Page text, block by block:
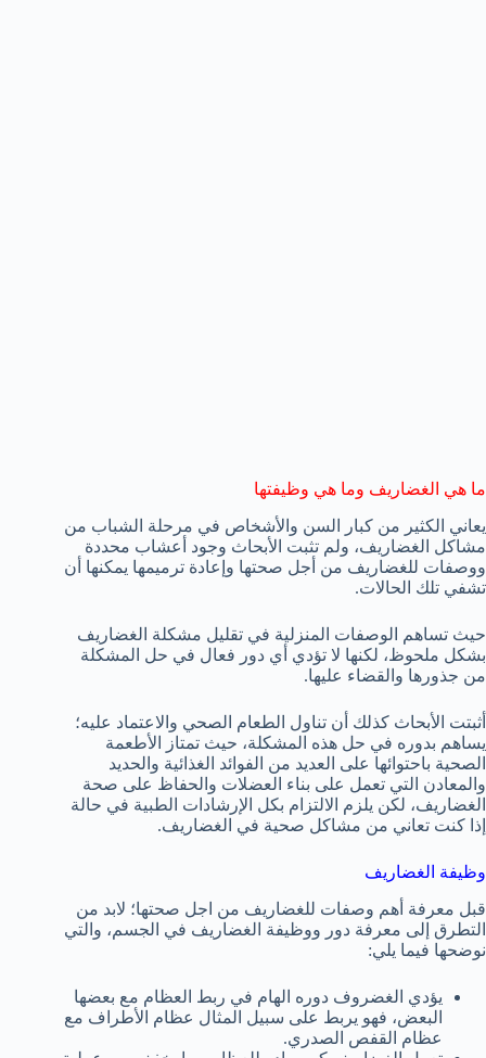
ما هي الغضاريف وما هي وظيفتها
يعاني الكثير من كبار السن والأشخاص في مرحلة الشباب من
مشاكل الغضاريف، ولم تثبت الأبحاث وجود أعشاب محددة
ووصفات للغضاريف من أجل صحتها وإعادة ترميمها يمكنها أن
تشفي تلك الحالات.
حيث تساهم الوصفات المنزلية في تقليل مشكلة الغضاريف
بشكل ملحوظ، لكنها لا تؤدي أي دور فعال في حل المشكلة
من جذورها والقضاء عليها.
أثبتت الأبحاث كذلك أن تناول الطعام الصحي والاعتماد عليه؛
يساهم بدوره في حل هذه المشكلة، حيث تمتاز الأطعمة
الصحية باحتوائها على العديد من الفوائد الغذائية والحديد
والمعادن التي تعمل على بناء العضلات والحفاظ على صحة
الغضاريف، لكن يلزم الالتزام بكل الإرشادات الطبية في حالة
إذا كنت تعاني من مشاكل صحية في الغضاريف.
وظيفة الغضاريف
قبل معرفة أهم وصفات للغضاريف من اجل صحتها؛ لابد من
التطرق إلى معرفة دور ووظيفة الغضاريف في الجسم، والتي
نوضحها فيما يلي:
يؤدي الغضروف دوره الهام في ربط العظام مع بعضها
البعض، فهو يربط على سبيل المثال عظام الأطراف مع
عظام القفص الصدري.